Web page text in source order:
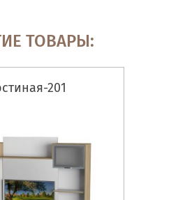
ТОВАРЫ:
201